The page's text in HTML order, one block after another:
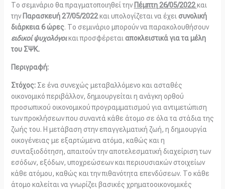
Το σεμινάριο θα πραγματοποιηθεί τηνΠέμπτη 26/05/2022και
τηνΠαρασκευή 27/05/2022και υπολογίζεται να έχει συνολική
διάρκεια 6 ώρες. Το σεμινάριο μπορούν να παρακολουθήσουν
ειδικοί ψυχολόγοικαι προσφέρεται αποκλειστικά για τα μέλη
του ΣΨΚ.
Περιγραφή:
Στόχος:Σε ένα συνεχώς μεταβαλλόμενο και ασταθές
οικονομικό περιβάλλον, δημιουργείται η ανάγκη ορθού
προσωπικού οικονομικού προγραμματισμού για αντιμετώπιση
των προκλήσεων που συναντά κάθε άτομο σε όλα τα στάδια της
ζωής του. Η μετάβαση στην επαγγελματική ζωή, η δημιουργία
οικογένειας με εξαρτώμενα ατόμα, καθώς και η
συνταξιοδότηση, απαιτούν την αποτελεσματική διαχείριση των
εσόδων, εξόδων, υποχρεώσεων και περιουσιακών στοιχείων
κάθε ατόμου, καθώς και την πιθανότητα επενδύσεων. Το κάθε
άτομο καλείται να γνωρίζει βασικές χρηματοοικονομικές